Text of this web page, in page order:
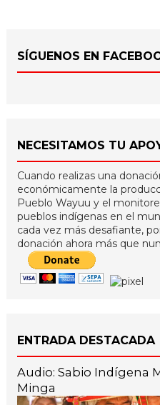
SÍGUENOS EN
NECESITAMOS TU
Cuando realizas una
económicamente la
Pueblo Wayuu y el
pueblos indígenas en el
cada vez más desafiante,
donación ahora más que
ENTRADA DESTACADA
Audio: Sabio Indígena
Minga